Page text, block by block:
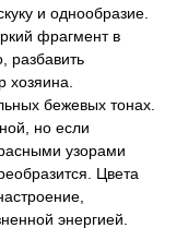
и однообразие.
фрагмент в
разбавить
хозяина.
бежевых тонах.
но если
узорами
Цвета
энергией.